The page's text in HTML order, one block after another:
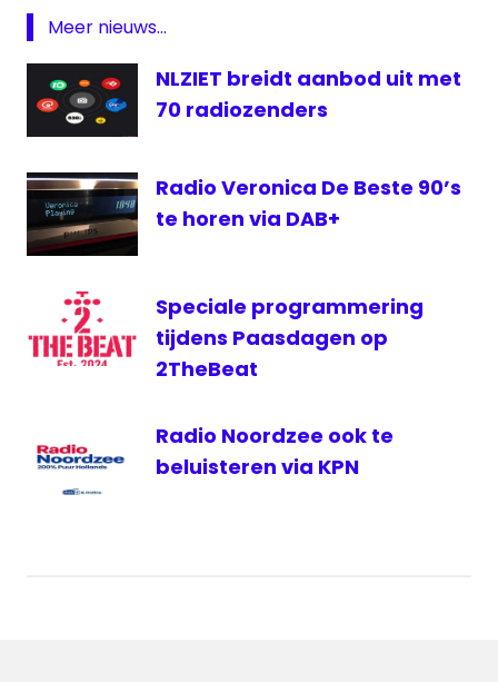
102.5
Lounge
themazenders
Meer nieuws...
NLZIET breidt aanbod uit met
70 radiozenders
Radio Veronica De Beste 90’s
te horen via DAB+
Speciale programmering
tijdens Paasdagen op
2TheBeat
Radio Noordzee ook te
beluisteren via KPN